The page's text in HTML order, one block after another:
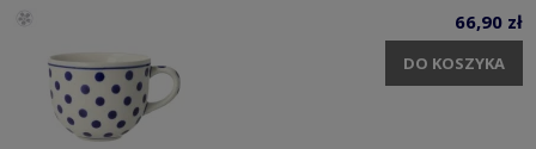
66,90 zł
DO KOSZYKA